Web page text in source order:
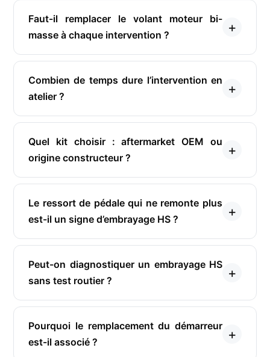
Faut-il remplacer le volant moteur bi-
masse à chaque intervention ?
Combien de temps dure l’intervention en
atelier ?
Quel kit choisir : aftermarket OEM ou
origine constructeur ?
Le ressort de pédale qui ne remonte plus
est-il un signe d’embrayage HS ?
Peut-on diagnostiquer un embrayage HS
sans test routier ?
Pourquoi le remplacement du démarreur
est-il associé ?